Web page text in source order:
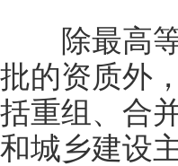
除最高等
批的资质外
括重组、合
和城乡建设